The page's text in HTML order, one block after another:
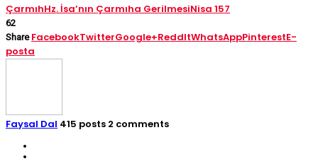
ÇarmıhHz. İsa’nın Çarmıha GerilmesiNisa 157
62
Share FacebookTwitterGoogle+ReddItWhatsAppPinterestE-
posta
Faysal Dal 415 posts 2 comments